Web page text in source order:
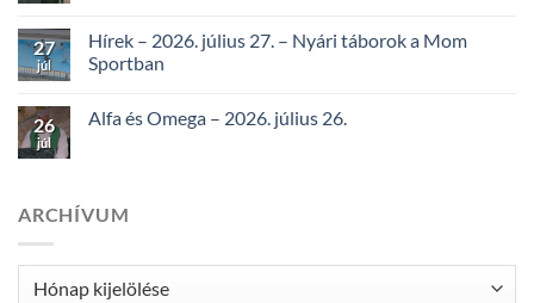
27
júl
Hírek – 2026. július 27. – Nyári táborok a Mom
Sportban
26
júl
Alfa és Omega – 2026. július 26.
ARCHÍVUM
Archívum